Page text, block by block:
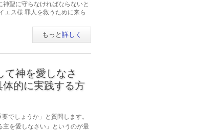
聖に守らなければならないと
エス様 罪人を救うために来ら
もっと 詳しく
て神を愛しなさ
的に実践する方
でしょうか」と質問します。
を愛しなさい」というのが最